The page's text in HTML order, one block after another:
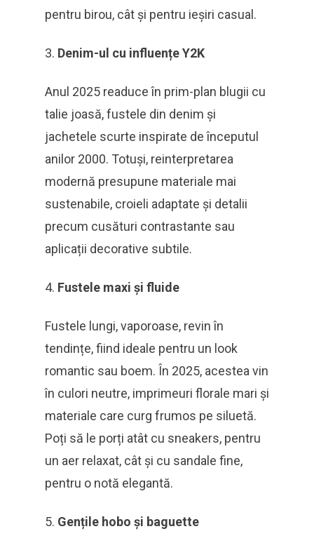
pentru birou, cât și pentru ieșiri casual.
Denim-ul cu influențe Y2K
Anul 2025 readuce în prim-plan blugii cu
talie joasă, fustele din denim și
jachetele scurte inspirate de începutul
anilor 2000. Totuși, reinterpretarea
modernă presupune materiale mai
sustenabile, croieli adaptate și detalii
precum cusături contrastante sau
aplicații decorative subtile.
Fustele maxi și fluide
Fustele lungi, vaporoase, revin în
tendințe, fiind ideale pentru un look
romantic sau boem. În 2025, acestea vin
în culori neutre, imprimeuri florale mari și
materiale care curg frumos pe siluetă.
Poți să le porți atât cu sneakers, pentru
un aer relaxat, cât și cu sandale fine,
pentru o notă elegantă.
Gențile hobo și baguette